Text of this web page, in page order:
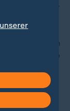
Steuer
können von
bis 300 Euro
größeren
von der